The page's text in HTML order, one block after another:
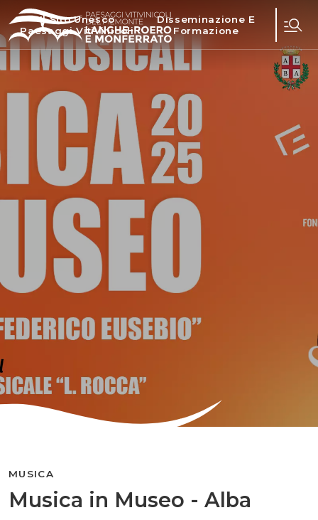
Il Sito Unesco
Paesaggi Vitivinicoli
Disseminazione E
Formazione
Musica in Museo - Alba
MUSICA